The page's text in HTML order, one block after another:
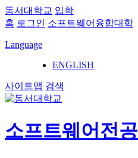
동서대학교 입학
홈 로그인 소프트웨어융합대학
Language
ENGLISH
사이트맵 검색
소프트웨어전공